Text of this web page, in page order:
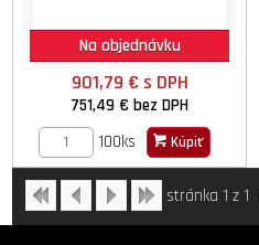
Na objednávku
901,79 € s DPH
751,49 €bez DPH
100ks
Kúpiť
stránka 1 z 1